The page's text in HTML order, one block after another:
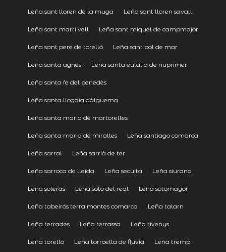
Leña sant lloren de la muga Leña sant lloren savall
Leña sant martí vell Leña sant miquel de campmajor
Leña sant pere de torelló Leña sant pol de mar
Leña santa agnes Leña santa eulàlia de riuprimer
Leña santa fe del penedès
Leña santa llogaia dàlguema
Leña santa maria de martorelles
Leña santa maria de miralles Leña santiago comarca
Leña sarral Leña sarrià de ter
Leña sarroca de lleida Leña secuita Leña siurana
Leña soleràs Leña soto del real Leña sotomayor
Leña tabeirós terra montes comarca Leña talarn
Leña terrades Leña terrassa Leña tivenys
Leña torelló Leña torroella de fluvià Leña tremp